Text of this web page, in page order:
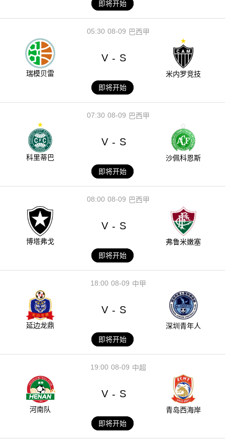
即将开始
08-09
05:30 巴西甲
瑞模贝雷
V - S
米内罗竞技
即将开始
08-09
07:30 巴西甲
科里蒂巴
V - S
沙佩科恩斯
即将开始
08-09
08:00 巴西甲
博塔弗戈
V - S
弗鲁米嫩塞
即将开始
08-09
18:00 中甲
延边龙鼎
V - S
深圳青年人
即将开始
08-09
19:00 中超
河南队
V - S
青岛西海岸
即将开始